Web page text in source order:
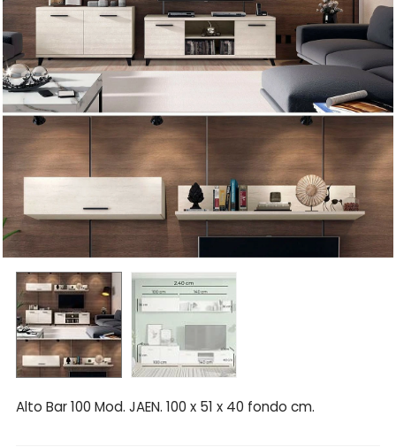
Alto Bar 100 Mod. JAEN. 100 x 51 x 40 fondo cm.